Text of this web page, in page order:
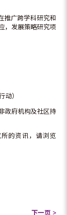
推广跨学科研究和
，发展策略研究项
动）
政府机构及社区持
的资讯，请浏览
下一页 >